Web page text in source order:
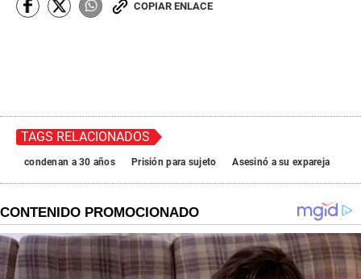
COPIAR ENLACE
TAGS RELACIONADOS
condenan a 30 años Prisión para sujeto Asesinó a su expareja